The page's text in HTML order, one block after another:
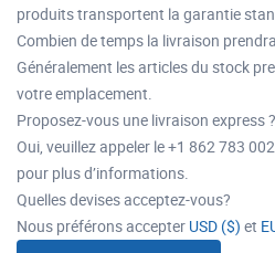
produits transportent la garantie
Combien de temps la livraison
Généralement les articles du stock
votre emplacement.
Proposez-vous une livraison express ?
Oui, veuillez appeler le +1 862 783
pour plus d’informations.
Quelles devises acceptez-vous?
Nous préférons accepter USD ($) et